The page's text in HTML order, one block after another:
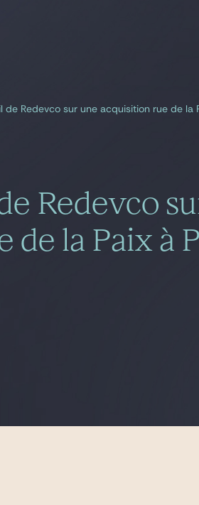
de Redevco sur une acquisition rue de la
Redevco
de la Paix à